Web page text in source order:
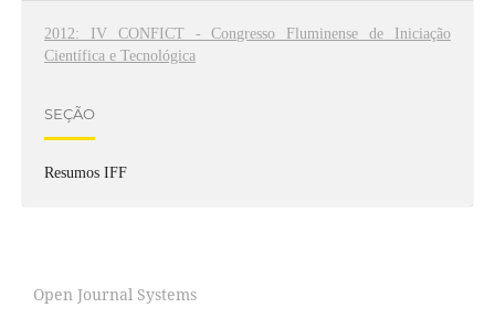
2012: IV CONFICT - Congresso Fluminense de Iniciação
Científica e Tecnológica
SEÇÃO
Resumos IFF
Open Journal Systems